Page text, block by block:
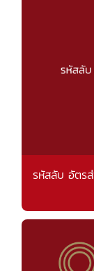
รหัสลับ อัตร